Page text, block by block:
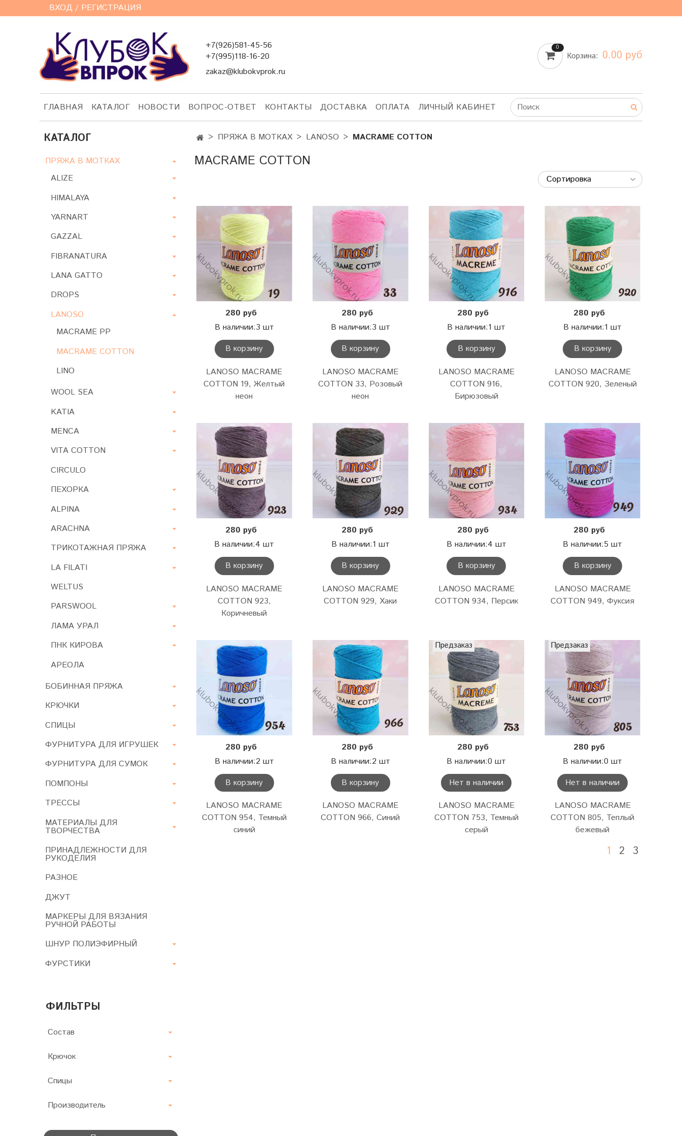
ВХОД / РЕГИСТРАЦИЯ
+7(926)581-45-56
+7(995)118-16-20
zakaz@klubokvprok.ru
0
Корзина: 0.00 руб
ГЛАВНАЯ КАТАЛОГ НОВОСТИ ВОПРОС-ОТВЕТ КОНТАКТЫ ДОСТАВКА ОПЛАТА ЛИЧНЫЙ КАБИНЕТ
ПРЯЖА В МОТКАХ LANOSO MACRAME COTTON
MACRAME COTTON
280 руб
В наличии:3 шт
В корзину
LANOSO MACRAME
COTTON 19, Желтый
неон
280 руб
В наличии:3 шт
В корзину
LANOSO MACRAME
COTTON 33, Розовый
неон
280 руб
В наличии:1 шт
В корзину
LANOSO MACRAME
COTTON 916,
Бирюзовый
280 руб
В наличии:1 шт
В корзину
LANOSO MACRAME
COTTON 920, Зеленый
280 руб
В наличии:4 шт
В корзину
LANOSO MACRAME
COTTON 923,
Коричневый
280 руб
В наличии:1 шт
В корзину
LANOSO MACRAME
COTTON 929, Хаки
280 руб
В наличии:4 шт
В корзину
LANOSO MACRAME
COTTON 934, Персик
280 руб
В наличии:5 шт
В корзину
LANOSO MACRAME
COTTON 949, Фуксия
280 руб
В наличии:2 шт
В корзину
LANOSO MACRAME
COTTON 954, Темный
синий
280 руб
В наличии:2 шт
В корзину
LANOSO MACRAME
COTTON 966, Синий
Предзаказ
280 руб
В наличии:0 шт
Нет в наличии
LANOSO MACRAME
COTTON 753, Темный
серый
Предзаказ
280 руб
В наличии:0 шт
Нет в наличии
LANOSO MACRAME
COTTON 805, Теплый
бежевый
1 2 3
КАТАЛОГ
ПРЯЖА В МОТКАХ
ALIZE
HIMALAYA
YARNART
GAZZAL
FIBRANATURA
LANA GATTO
DROPS
LANOSO
MACRAME PP
MACRAME COTTON
LINO
WOOL SEA
KATIA
MENCA
VITA COTTON
CIRCULO
ПЕХОРКА
ALPINA
ARACHNA
ТРИКОТАЖНАЯ ПРЯЖА
LA FILATI
WELTUS
PARSWOOL
ЛАМА УРАЛ
ПНК КИРОВА
АРЕОЛА
БОБИННАЯ ПРЯЖА
КРЮЧКИ
СПИЦЫ
ФУРНИТУРА ДЛЯ ИГРУШЕК
ФУРНИТУРА ДЛЯ СУМОК
ПОМПОНЫ
ТРЕССЫ
МАТЕРИАЛЫ ДЛЯ
ТВОРЧЕСТВА
ПРИНАДЛЕЖНОСТИ ДЛЯ
РУКОДЕЛИЯ
РАЗНОЕ
ДЖУТ
МАРКЕРЫ ДЛЯ ВЯЗАНИЯ
РУЧНОЙ РАБОТЫ
ШНУР ПОЛИЭФИРНЫЙ
ФУРСТИКИ
ФИЛЬТРЫ
Состав
Крючок
Спицы
Производитель